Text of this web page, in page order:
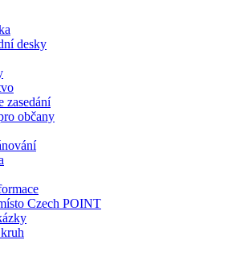
desky
zasedání
občany
Czech POINT